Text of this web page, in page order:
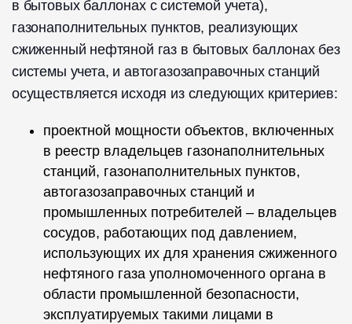
в бытовых баллонах с системой учета),
газонаполнительных пунктов, реализующих
сжиженный нефтяной газ в бытовых баллонах без
системы учета, и автогазозаправочных станций
осуществляется исходя из следующих критериев:
проектной мощности объектов, включенных
в реестр владельцев газонаполнительных
станций, газонаполнительных пунктов,
автогазозаправочных станций и
промышленных потребителей – владельцев
сосудов, работающих под давлением,
использующих их для хранения сжиженного
нефтяного газа уполномоченного органа в
области промышленной безопасности,
эксплуатируемых такими лицами в